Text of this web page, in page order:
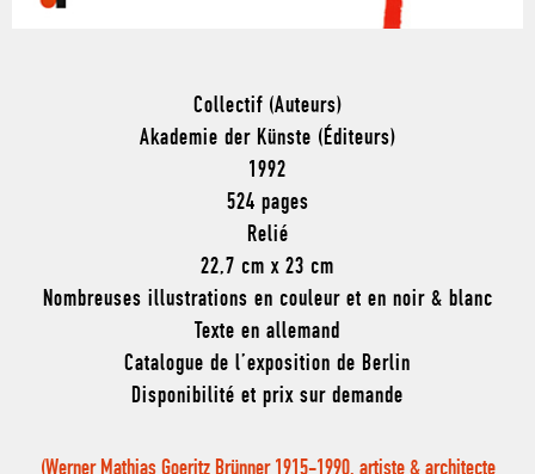
Collectif (Auteurs)
Akademie der Künste (Éditeurs)
1992
524 pages
Relié
22,7 cm x 23 cm
Nombreuses illustrations en couleur et en noir & blanc
Texte en allemand
Catalogue de l’exposition de Berlin
Disponibilité et prix sur demande